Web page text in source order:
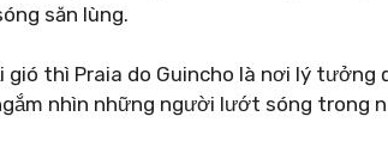
săn lùng.
gió thì Praia do Guincho là nơi lý tưởng
nhìn những người lướt sóng trong